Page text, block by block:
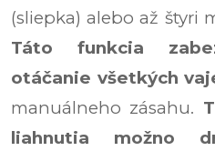
(sliepka) alebo až štyri
Táto funkcia
otáčanie všetkých
manuálneho zásahu.
liahnutia možno